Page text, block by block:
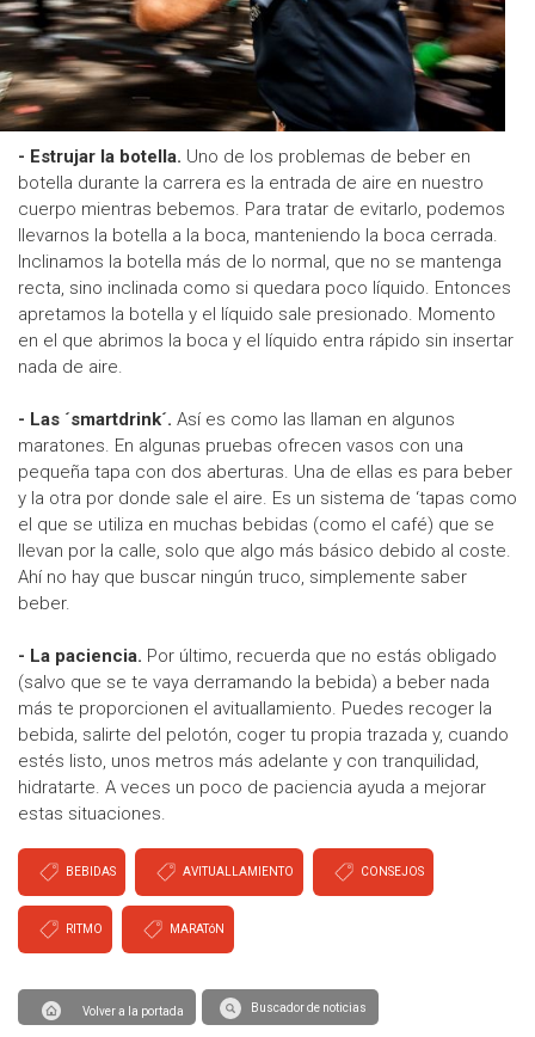
- Estrujar la botella. Uno de los problemas de beber en
botella durante la carrera es la entrada de aire en nuestro
cuerpo mientras bebemos. Para tratar de evitarlo, podemos
llevarnos la botella a la boca, manteniendo la boca cerrada.
Inclinamos la botella más de lo normal, que no se mantenga
recta, sino inclinada como si quedara poco líquido. Entonces
apretamos la botella y el líquido sale presionado. Momento
en el que abrimos la boca y el líquido entra rápido sin insertar
nada de aire.
- Las ´smartdrink´. Así es como las llaman en algunos
maratones. En algunas pruebas ofrecen vasos con una
pequeña tapa con dos aberturas. Una de ellas es para beber
y la otra por donde sale el aire. Es un sistema de ‘tapas como
el que se utiliza en muchas bebidas (como el café) que se
llevan por la calle, solo que algo más básico debido al coste.
Ahí no hay que buscar ningún truco, simplemente saber
beber.
- La paciencia. Por último, recuerda que no estás obligado
(salvo que se te vaya derramando la bebida) a beber nada
más te proporcionen el avituallamiento. Puedes recoger la
bebida, salirte del pelotón, coger tu propia trazada y, cuando
estés listo, unos metros más adelante y con tranquilidad,
hidratarte. A veces un poco de paciencia ayuda a mejorar
estas situaciones.
BEBIDAS AVITUALLAMIENTO CONSEJOS
RITMO MARATóN
Volver a la portada Buscador de noticias